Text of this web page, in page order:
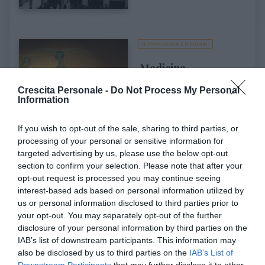
Crescita Personale - Do Not Process My Personal
Information
If you wish to opt-out of the sale, sharing to third parties, or
processing of your personal or sensitive information for
targeted advertising by us, please use the below opt-out
section to confirm your selection. Please note that after your
opt-out request is processed you may continue seeing
interest-based ads based on personal information utilized by
us or personal information disclosed to third parties prior to
your opt-out. You may separately opt-out of the further
disclosure of your personal information by third parties on the
IAB’s list of downstream participants. This information may
also be disclosed by us to third parties on the IAB’s List of
TERMINOLOGIA E DINTORNI
Medicina
alternativa che si prefigge
lo scopo di am...
SPIRITUALITÀ
SoulCollage®, una
tecnica per la
consapevolezza:
intervista a